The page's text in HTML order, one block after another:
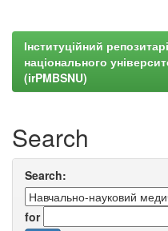
Інституційний
національного
(irPMBSNU)
Search
Search:
for